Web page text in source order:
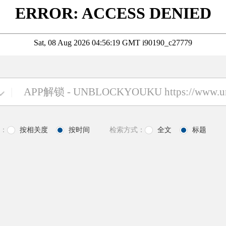
按相关度 按时间 检索方式： 全文 标题